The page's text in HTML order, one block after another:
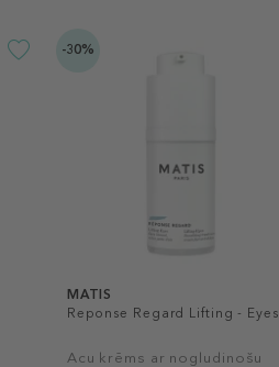
-30%
MATIS
Reponse Regard Lifting - Eyes
Acu krēms ar nogludinošu